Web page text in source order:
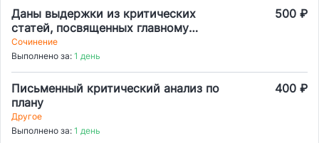
Даны выдержки из критических
статей, посвященных главному
герою романа Тургенева «Отцы и
дети». Кто из критиков, по вашему
мнению, прав в оценке Базарова?
Обоснуйте свою точку зрения,
опираясь на текст романа. 1.
«Открытым заявлением ненависти
Тургенева к Добролюбову был, как
500 ₽
Сочинение
Выполнено за: 1 день
Письменный критический анализ по
плану
400 ₽
Другое
Выполнено за: 1 день